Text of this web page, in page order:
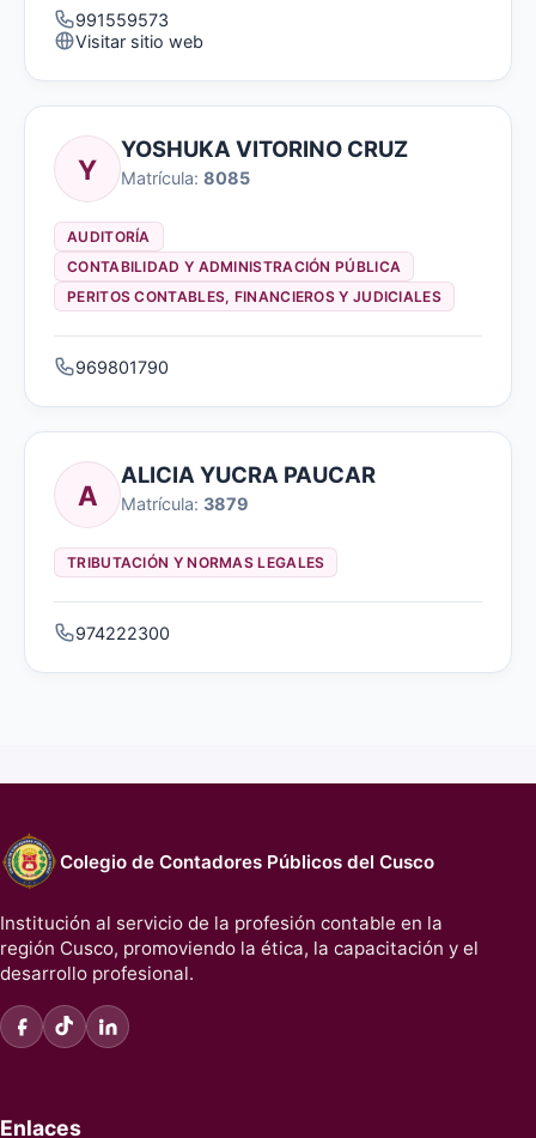
991559573
Visitar sitio web
Y
YOSHUKA VITORINO CRUZ
Matrícula: 8085
AUDITORÍA
CONTABILIDAD Y ADMINISTRACIÓN PÚBLICA
PERITOS CONTABLES, FINANCIEROS Y JUDICIALES
969801790
A
ALICIA YUCRA PAUCAR
Matrícula: 3879
TRIBUTACIÓN Y NORMAS LEGALES
974222300
Colegio de Contadores Públicos del Cusco
Institución al servicio de la profesión contable en la
región Cusco, promoviendo la ética, la capacitación y el
desarrollo profesional.
Enlaces